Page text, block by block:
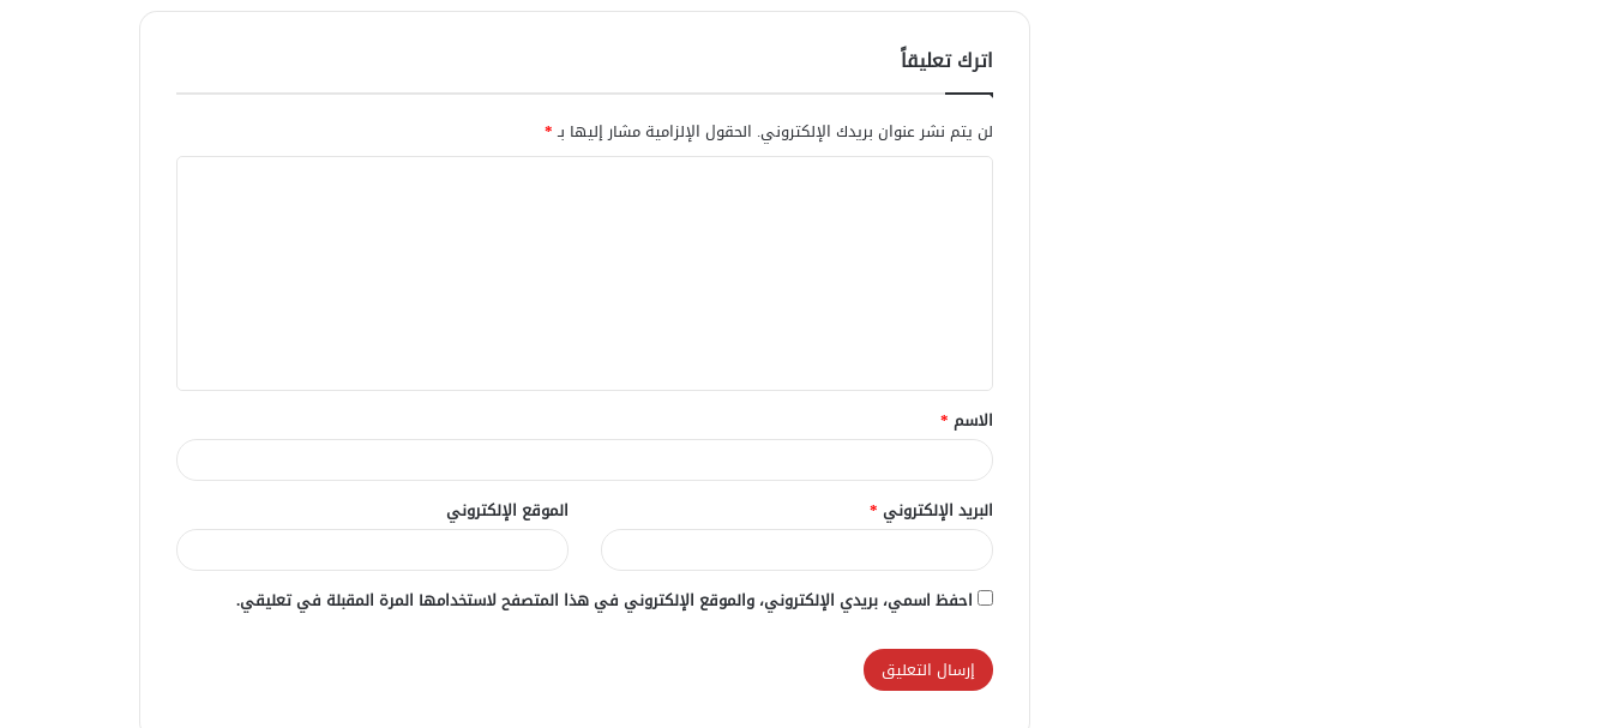
اترك تعليقاً
لن يتم نشر عنوان بريدك الإلكتروني. الحقول الإلزامية مشار إليها بـ*
ق
*
الاسم *
البريد الإلكتروني * الموقع الإلكتروني
احفظ اسمي، بريدي الإلكتروني، والموقع الإلكتروني في هذا المتصفح لاستخدامها المرة المقبلة في تعليقي.